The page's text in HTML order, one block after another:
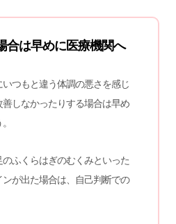
合は早めに医療機関へ
つもと違う体調の悪さを感じ
しなかったりする場合は早め
ふくらはぎのむくみといった
が出た場合は、自己判断での